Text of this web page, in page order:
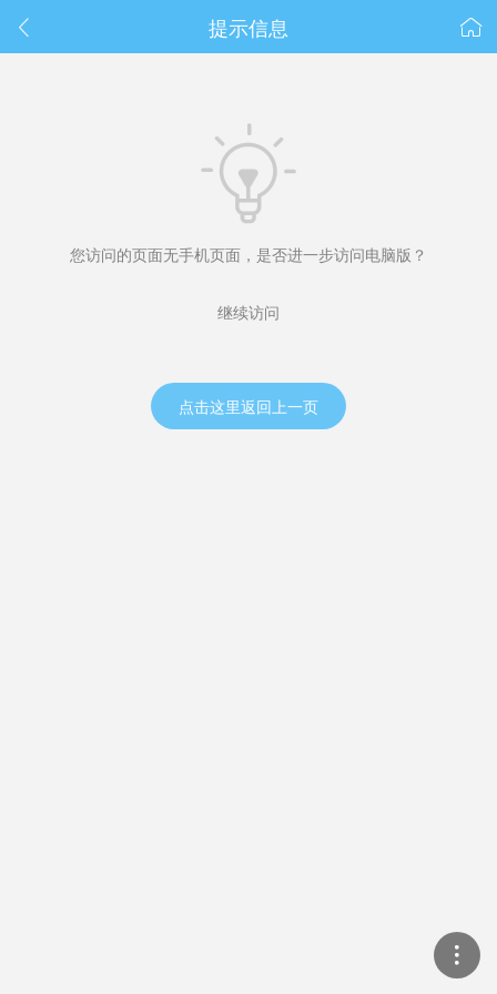
 
提示信息

您访问的页面无手机页面，是否进一步访问电脑版？
继续访问
点击这里返回上一页